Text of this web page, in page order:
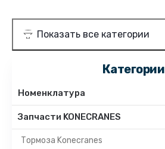
Категории
Номенклатура
Запчасти KONECRANES
Тормоза Konecranes